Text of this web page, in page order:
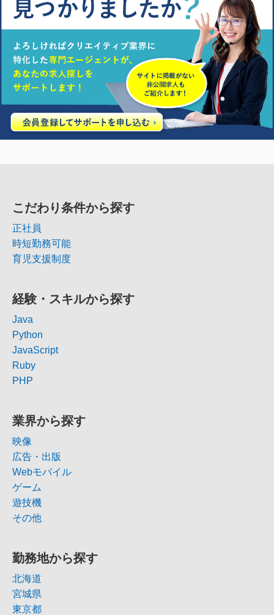
こだわり条件から探す
正社員
時短勤務可能
育児支援制度
経験・スキルから探す
Java
Python
JavaScript
Ruby
PHP
業界から探す
映像
広告・出版
Webモバイル
ゲーム
遊技機
その他
勤務地から探す
北海道
宮城県
東京都